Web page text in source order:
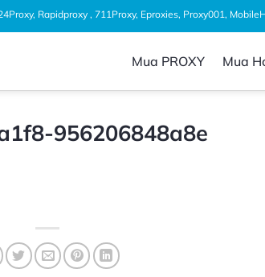
Rapidproxy , 711Proxy, Eproxies, Proxy001,
Mua PROXY Mua
956206848a8e